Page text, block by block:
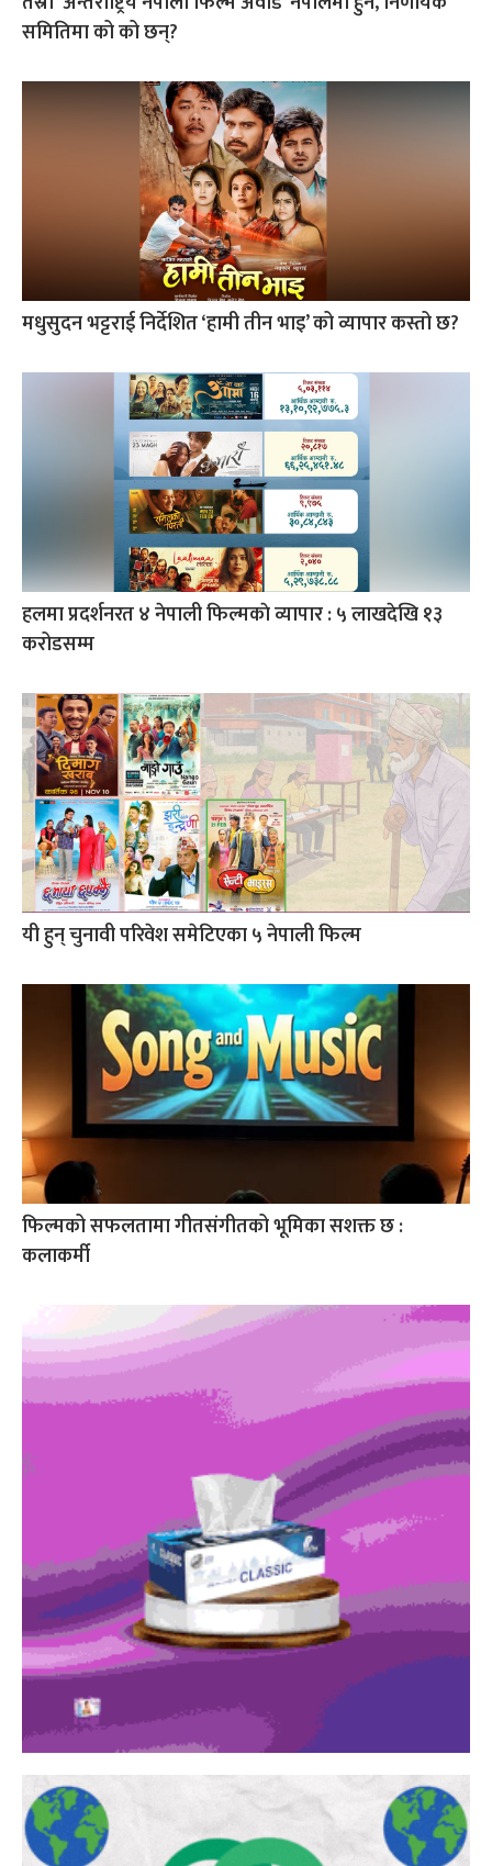
समितिमा को को छन्?
मधुसुदन भट्टराई निर्देशित ‘हामी तीन भाइ’ को व्यापार कस्तो छ?
हलमा प्रदर्शनरत ४ नेपाली फिल्मकाे व्यापार : ५ लाखदेखि १३
करोडसम्म
यी हुन् चुनावी परिवेश समेटिएका ५ नेपाली फिल्म
फिल्मको सफलतामा गीतसंगीतको भूमिका सशक्त छ :
कलाकर्मी